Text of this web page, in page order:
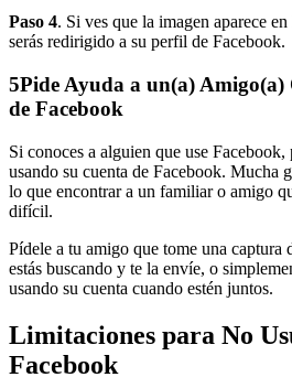
Paso 4. Si ves que la imagen aparece
serás redirigido a su perfil de Facebook.
5Pide Ayuda a un(a) Amigo(a)
de Facebook
Si conoces a alguien que use
usando su cuenta de Facebook. Mucha
lo que encontrar a un familiar o amigo
difícil.
Pídele a tu amigo que tome una captura
estás buscando y te la envíe, o
usando su cuenta cuando estén juntos.
Limitaciones para No
Facebook